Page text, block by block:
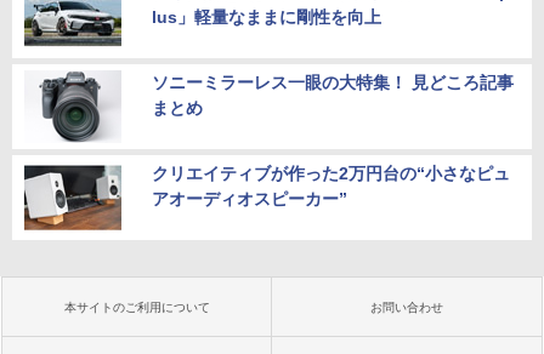
lus」軽量なままに剛性を向上
ソニーミラーレス一眼の大特集！ 見どころ記事
まとめ
クリエイティブが作った2万円台の“小さなピュ
アオーディオスピーカー”
本サイトのご利用について お問い合わせ